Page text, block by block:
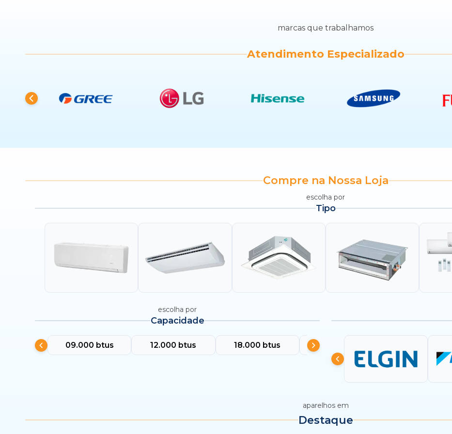
marcas que trabalhamos
Atendimento Especializado
Compre na Nossa Loja
escolha por
Tipo
escolha por
Capacidade
09.000 btus 12.000 btus 18.000 btus 24.000 btus
aparelhos em
Destaque